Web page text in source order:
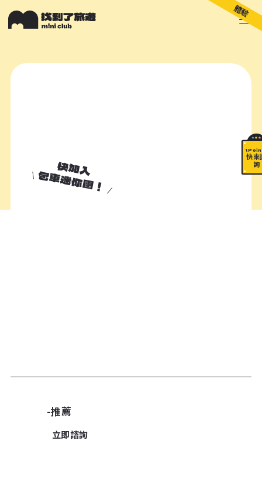
\
快來
詢
體驗
快加入
包車迷你團！
-推薦
立即諮詢